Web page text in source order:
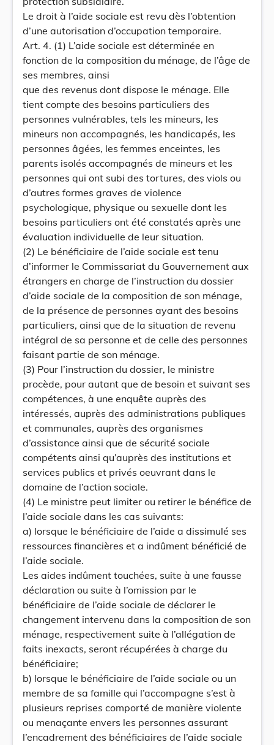
Le droit à l’aide sociale est revu dès l’obtention
d’une autorisation d’occupation temporaire.
Art. 4. (1) L’aide sociale est déterminée en
fonction de la composition du ménage, de l’âge de
ses membres, ainsi
que des revenus dont dispose le ménage. Elle
tient compte des besoins particuliers des
personnes vulnérables, tels les mineurs, les
mineurs non accompagnés, les handicapés, les
personnes âgées, les femmes enceintes, les
parents isolés accompagnés de mineurs et les
personnes qui ont subi des tortures, des viols ou
d’autres formes graves de violence
psychologique, physique ou sexuelle dont les
besoins particuliers ont été constatés après une
évaluation individuelle de leur situation.
(2) Le bénéficiaire de l’aide sociale est tenu
d’informer le Commissariat du Gouvernement aux
étrangers en charge de l’instruction du dossier
d’aide sociale de la composition de son ménage,
de la présence de personnes ayant des besoins
particuliers, ainsi que de la situation de revenu
intégral de sa personne et de celle des personnes
faisant partie de son ménage.
(3) Pour l’instruction du dossier, le ministre
procède, pour autant que de besoin et suivant ses
compétences, à une enquête auprès des
intéressés, auprès des administrations publiques
et communales, auprès des organismes
d’assistance ainsi que de sécurité sociale
compétents ainsi qu’auprès des institutions et
services publics et privés oeuvrant dans le
domaine de l’action sociale.
(4) Le ministre peut limiter ou retirer le bénéfice de
l’aide sociale dans les cas suivants:
a) lorsque le bénéficiaire de l’aide a dissimulé ses
ressources financières et a indûment bénéficié de
l’aide sociale.
Les aides indûment touchées, suite à une fausse
déclaration ou suite à l’omission par le
bénéficiaire de l’aide sociale de déclarer le
changement intervenu dans la composition de son
ménage, respectivement suite à l’allégation de
faits inexacts, seront récupérées à charge du
bénéficiaire;
b) lorsque le bénéficiaire de l’aide sociale ou un
membre de sa famille qui l’accompagne s’est à
plusieurs reprises comporté de manière violente
ou menaçante envers les personnes assurant
l’encadrement des bénéficiaires de l’aide sociale